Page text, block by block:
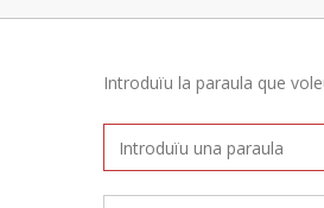
Introduïu la paraula que